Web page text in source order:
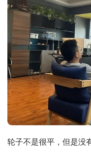
轮子不是很平，但是没